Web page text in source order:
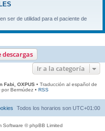
ser de utilidad para el paciente de
descargas
Ir a la categoría
Fabi, OXPUS • Traducción al español de
Bermúdez • RSS
Todos los horarios son UTC+01:00
Software © phpBB Limited